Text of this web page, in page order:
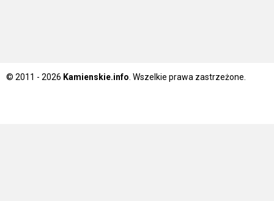
© 2011 - 2026 Kamienskie.info. Wszelkie prawa zastrzeżone.